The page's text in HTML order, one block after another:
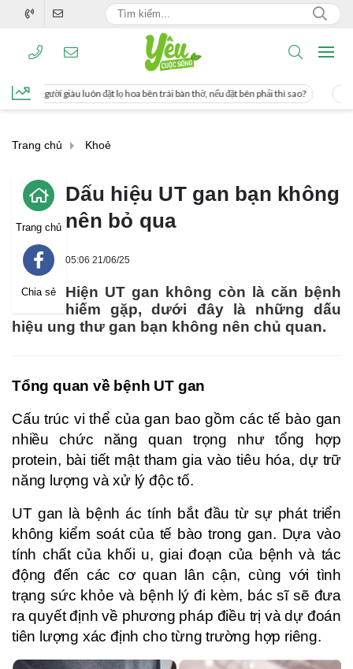
lọ hoa bên trái bàn thờ, nếu đặt bên phải thì sao? Cách uống nước mía giúp
Trang chủ Khoẻ
Trang chủ
Chia sẻ
Dấu hiệu UT gan bạn không
nên bỏ qua
05:06 21/06/25
Hiện UT gan không còn là căn bệnh
hiếm gặp, dưới đây là những dấu
hiệu ung thư gan bạn không nên chủ quan.
Tổng quan về bệnh UT gan
Cấu trúc vi thể của gan bao gồm các tế bào gan
nhiều chức năng quan trọng như tổng hợp
protein, bài tiết mật tham gia vào tiêu hóa, dự trữ
năng lượng và xử lý độc tố.
UT gan là bệnh ác tính bắt đầu từ sự phát triển
không kiểm soát của tế bào trong gan. Dựa vào
tính chất của khối u, giai đoạn của bệnh và tác
động đến các cơ quan lân cận, cùng với tình
trạng sức khỏe và bệnh lý đi kèm, bác sĩ sẽ đưa
ra quyết định về phương pháp điều trị và dự đoán
tiên lượng xác định cho từng trường hợp riêng.